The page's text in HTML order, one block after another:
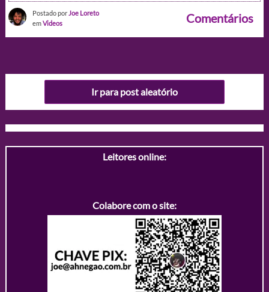
Postado por Joe Loreto
emVideos Comentários
Ir para post aleatório
Leitores online:
Colabore com o site: